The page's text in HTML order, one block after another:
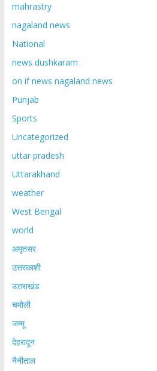
mahrastry
nagaland news
National
news dushkaram
on if news nagaland news
Punjab
Sports
Uncategorized
uttar pradesh
Uttarakhand
weather
West Bengal
world
अमृतसर
उत्तरकाशी
उत्तराखंड
चमोली
जम्मू
देहरादून
नैनीताल